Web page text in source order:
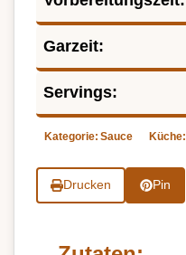
Garzeit:
Servings:
Kategorie: Sauce Küche:
Drucken Pin